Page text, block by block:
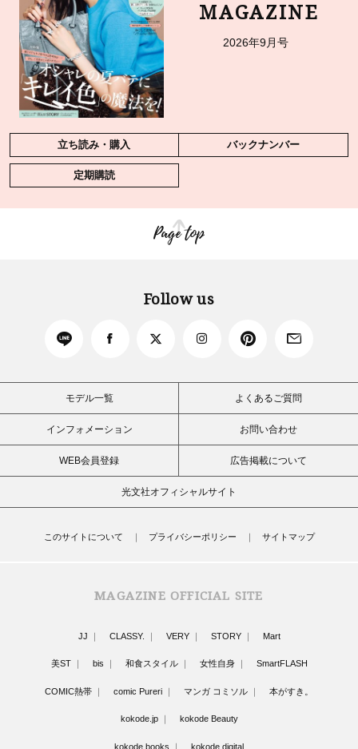
MAGAZINE
2026年9月号
立ち読み・購入 バックナンバー
定期購読
Page top
Follow us
モデル一覧 よくあるご質問
インフォメーション お問い合わせ
WEB会員登録 広告掲載について
光文社オフィシャルサイト
このサイトについて プライバシーポリシー サイトマップ
MAGAZINE OFFICIAL SITE
JJ CLASSY. VERY STORY Mart
美ST bis 和食スタイル 女性自身 SmartFLASH
COMIC熱帯 comic Pureri マンガ コミソル 本がすき。
kokode.jp kokode Beauty
kokode books kokode digital